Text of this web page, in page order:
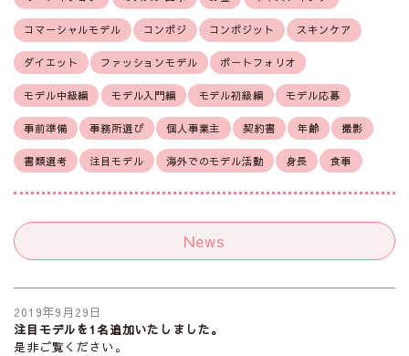
コマーシャルモデル コンポジ コンポジット スキンケア
ダイエット ファッションモデル ポートフォリオ
モデル中級編 モデル入門編 モデル初級編 モデル応募
事前準備 事務所選び 個人事業主 契約書 年齢 撮影
書類選考 注目モデル 海外でのモデル活動 身長 食事
News
2019年9月29日
注目モデルを1名追加いたしました。
是非ご覧ください。